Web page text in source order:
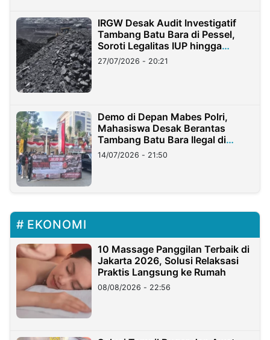
IRGW Desak Audit Investigatif
Tambang Batu Bara di Pessel,
Soroti Legalitas IUP hingga
Stockpile
27/07/2026 - 20:21
Demo di Depan Mabes Polri,
Mahasiswa Desak Berantas
Tambang Batu Bara Ilegal di
Lampung
14/07/2026 - 21:50
EKONOMI
10 Massage Panggilan Terbaik di
Jakarta 2026, Solusi Relaksasi
Praktis Langsung ke Rumah
08/08/2026 - 22:56